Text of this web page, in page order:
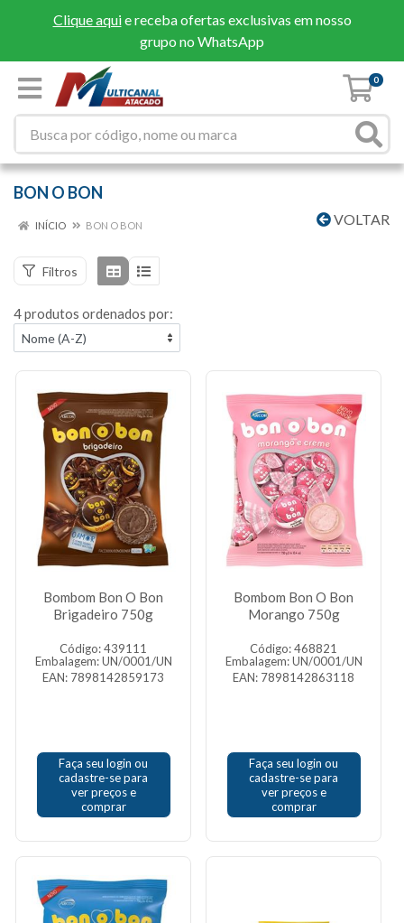
Clique aquie receba ofertas exclusivas em nosso
grupo no WhatsApp
0
BON O BON
VOLTAR
INÍCIO BON O BON
Filtros
4 produtos ordenados por:
Bombom Bon O Bon
Brigadeiro 750g
Código: 439111
Embalagem: UN/0001/UN
EAN: 7898142859173
Faça seu login ou
cadastre-se para
ver preços e
comprar
Bombom Bon O Bon
Morango 750g
Código: 468821
Embalagem: UN/0001/UN
EAN: 7898142863118
Faça seu login ou
cadastre-se para
ver preços e
comprar